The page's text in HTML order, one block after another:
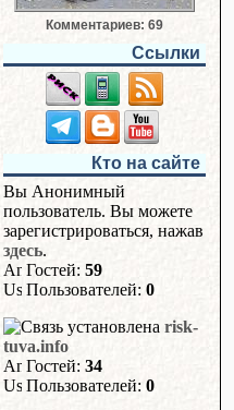
Комментариев: 69
Ссылки
Кто на сайте
Вы Анонимный
пользователь. Вы можете
зарегистрироваться, нажав
здесь.
Гостей: 59
Пользователей: 0
risk-
tuva.info
Гостей: 34
Пользователей: 0